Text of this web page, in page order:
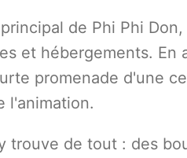
de Phi Phi
et hébergements.
promenade d'une
l'animation.
trouve de tout : des